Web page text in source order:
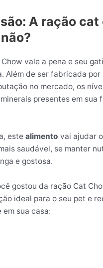
A ração cat
vale a pena e seu
Além de ser fabricada por
no mercado, os
presentes em sua
este alimento vai ajudar
saudável, se manter
e gostosa.
gostou da ração Cat
ideal para o seu pet e
sua casa: